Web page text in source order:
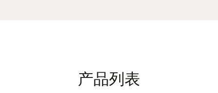
产品列表